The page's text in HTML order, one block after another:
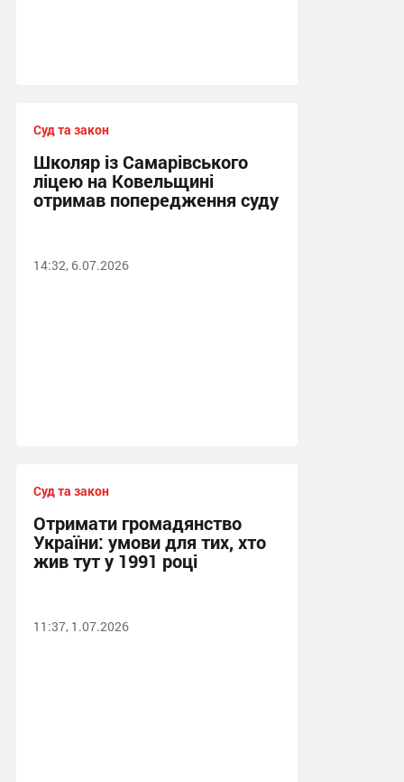
Суд та закон
Школяр із Самарівського
ліцею на Ковельщині
отримав попередження суду
14:32, 6.07.2026
Суд та закон
Отримати громадянство
України: умови для тих, хто
жив тут у 1991 році
11:37, 1.07.2026